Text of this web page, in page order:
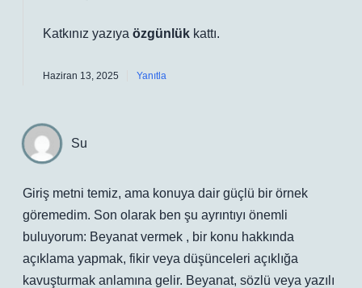
Katkınız yazıya özgünlük kattı.
Haziran 13, 2025 Yanıtla
Su
Giriş metni temiz, ama konuya dair güçlü bir örnek
göremedim. Son olarak ben şu ayrıntıyı önemli
buluyorum: Beyanat vermek , bir konu hakkında
açıklama yapmak, fikir veya düşünceleri açıklığa
kavuşturmak anlamına gelir. Beyanat, sözlü veya yazılı